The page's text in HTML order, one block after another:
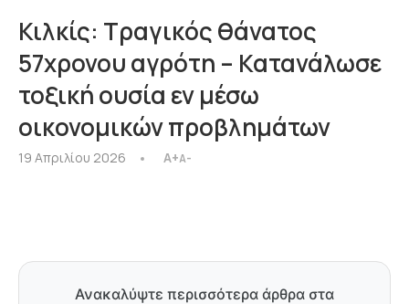
Κιλκίς: Τραγικός θάνατος
57χρονου αγρότη – Κατανάλωσε
τοξική ουσία εν μέσω
οικονομικών προβλημάτων
19 Απριλίου 2026 A+A-
Ανακαλύψτε περισσότερα άρθρα στα